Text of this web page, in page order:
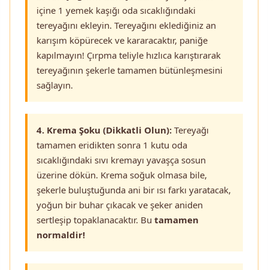
içine 1 yemek kaşığı oda sıcaklığındaki
tereyağını ekleyin. Tereyağını eklediğiniz an
karışım köpürecek ve kararacaktır, paniğe
kapılmayın! Çırpma teliyle hızlıca karıştırarak
tereyağının şekerle tamamen bütünleşmesini
sağlayın.
4. Krema Şoku (Dikkatli Olun): Tereyağı
tamamen eridikten sonra 1 kutu oda
sıcaklığındaki sıvı kremayı yavaşça sosun
üzerine dökün. Krema soğuk olmasa bile,
şekerle buluştuğunda ani bir ısı farkı yaratacak,
yoğun bir buhar çıkacak ve şeker aniden
sertleşip topaklanacaktır. Bu tamamen
normaldir!